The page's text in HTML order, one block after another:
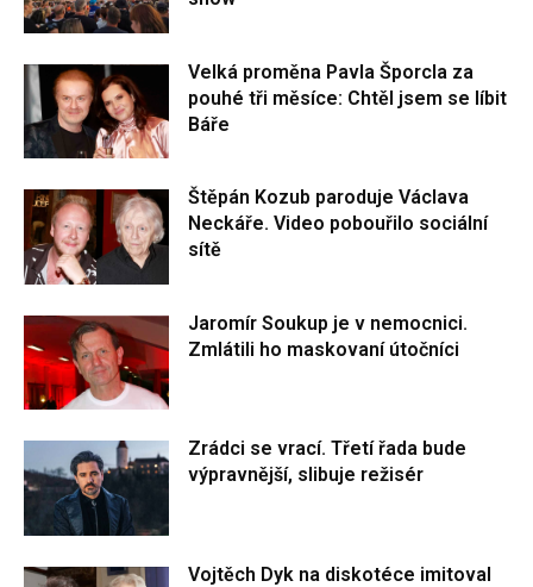
Velká proměna Pavla Šporcla za
pouhé tři měsíce: Chtěl jsem se líbit
Báře
Štěpán Kozub paroduje Václava
Neckáře. Video pobouřilo sociální
sítě
Jaromír Soukup je v nemocnici.
Zmlátili ho maskovaní útočníci
Zrádci se vrací. Třetí řada bude
výpravnější, slibuje režisér
Vojtěch Dyk na diskotéce imitoval